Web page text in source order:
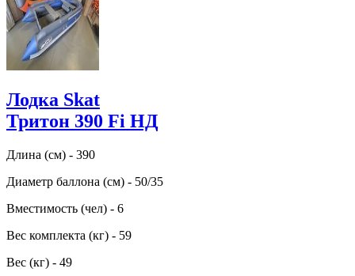
Лодка Skat
Тритон 390 Fi НД
Длина (см) - 390
Диаметр баллона (см) - 50/35
Вместимость (чел) - 6
Вес комплекта (кг) - 59
Вес (кг) - 49